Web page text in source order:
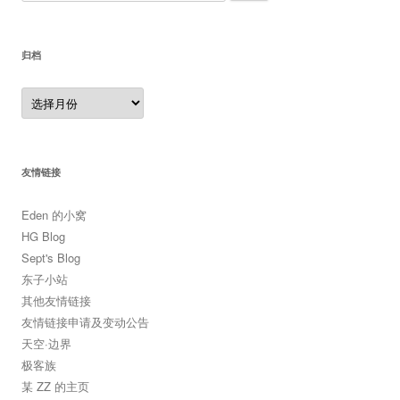
索：
归档
归
档
友情链接
Eden 的小窝
HG Blog
Sept's Blog
东子小站
其他友情链接
友情链接申请及变动公告
天空·边界
极客族
某 ZZ 的主页